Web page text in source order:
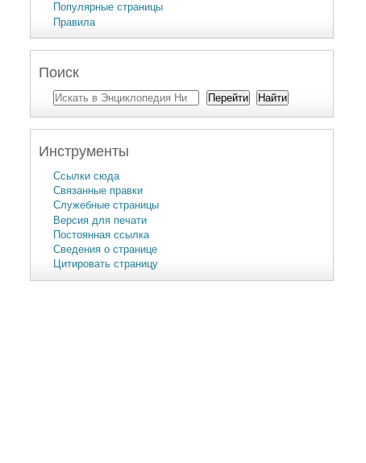
Популярные страницы
Правила
Поиск
Инструменты
Ссылки сюда
Связанные правки
Служебные страницы
Версия для печати
Постоянная ссылка
Сведения о странице
Цитировать страницу